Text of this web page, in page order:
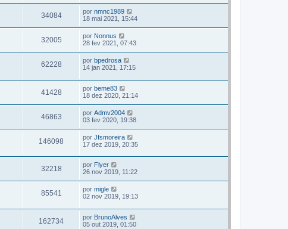
34084 por nmnc1989
18 mai 2021, 15:44
32005 por Nonnus
28 fev 2021, 07:43
62228 por bpedrosa
14 jan 2021, 17:15
41428 por beme83
18 dez 2020, 21:14
46863 por Admv2004
03 fev 2020, 19:38
146098 por Jfsmoreira
17 dez 2019, 20:35
32218 por Flyer
26 nov 2019, 11:22
85541 por migle
02 nov 2019, 19:13
162734 por BrunoAlves
05 out 2019, 01:50